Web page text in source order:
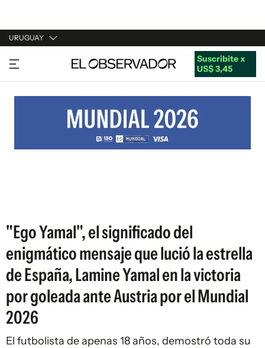
URUGUAY
URUGUAY
ARGENTINA
ESTADOS UNIDOS
Suscribite x
US$ 3,45
"Ego Yamal", el significado del
enigmático mensaje que lució la estrella
de España, Lamine Yamal en la victoria
por goleada ante Austria por el Mundial
2026
El futbolista de apenas 18 años, demostró toda su